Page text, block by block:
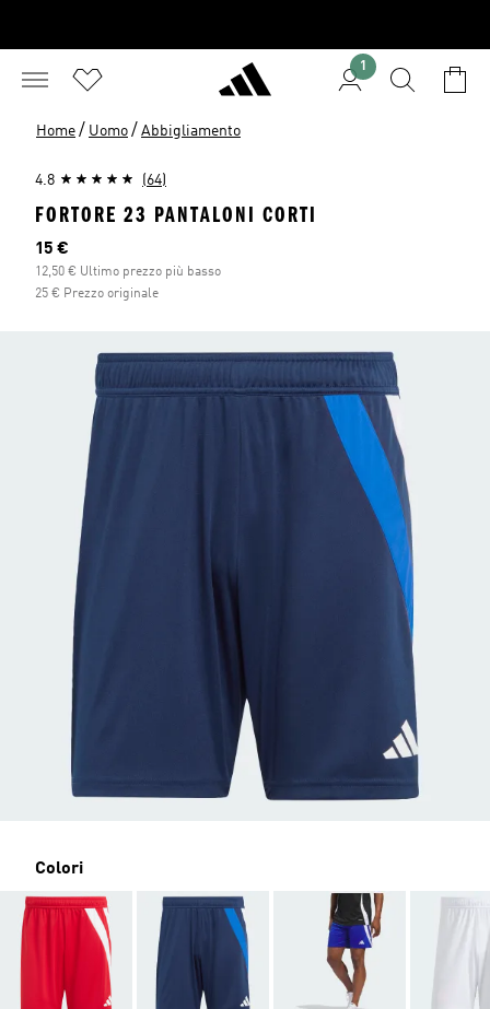
1
Home / Uomo / Abbigliamento
4.8 (64)
FORTORE 23 PANTALONI CORTI
Prezzo attuale
15 €
12,50 € Ultimo prezzo più basso
25 € Prezzo originale
Colori